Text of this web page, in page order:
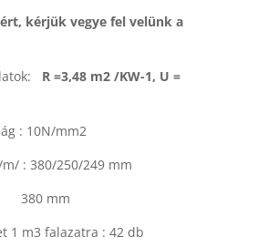
kérjük vegye fel velünk a
R =3,48 m2 /KW-1, U =
: 10N/mm2
: 380/250/249 mm
: 380 mm
1 m3 falazatra : 42 db